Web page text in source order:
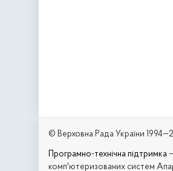
© Верховна Рада України
Програмно-технічна підтримка
комп'ютеризованих систем